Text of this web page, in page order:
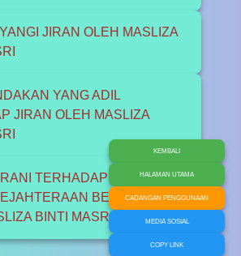
JIRAN OLEH MASLIZA
YANG ADIL
JIRAN OLEH MASLIZA
TERHADAP JIRAN
BERSAMA
BINTI MASRI
KEMBALI
HALAMAN UTAMA
CADANGAN PENGGUNAAN
MEDIA SOSIAL
COPY LINK